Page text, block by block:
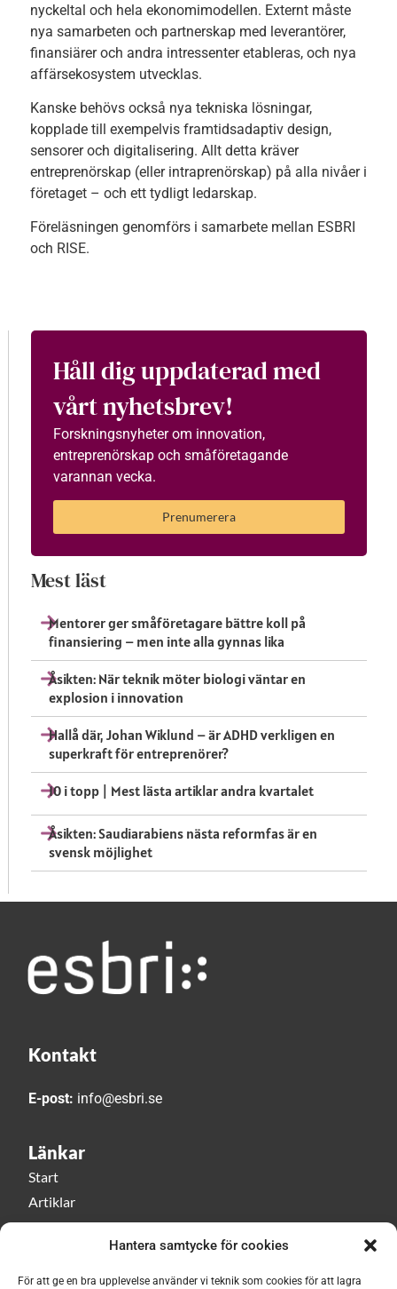
Hantera samtycke för cookies
För att ge en bra upplevelse använder vi teknik som cookies för att lagra
nyckeltal och hela ekonomimodellen. Externt måste
nya samarbeten och partnerskap med leverantörer,
finansiärer och andra intressenter etableras, och nya
affärsekosystem utvecklas.
Kanske behövs också nya tekniska lösningar,
kopplade till exempelvis framtidsadaptiv design,
sensorer och digitalisering. Allt detta kräver
entreprenörskap (eller intraprenörskap) på alla nivåer i
företaget – och ett tydligt ledarskap.
Föreläsningen genomförs i samarbete mellan ESBRI
och RISE.
Håll dig uppdaterad med
vårt nyhetsbrev!
Forskningsnyheter om innovation,
entreprenörskap och småföretagande
varannan vecka.
Prenumerera
Mest läst
Mentorer ger småföretagare bättre koll på
finansiering – men inte alla gynnas lika
Åsikten: När teknik möter biologi väntar en
explosion i innovation
Hallå där, Johan Wiklund – är ADHD verkligen en
superkraft för entreprenörer?
10 i topp | Mest lästa artiklar andra kvartalet
Åsikten: Saudiarabiens nästa reformfas är en
svensk möjlighet
Kontakt
E-post: info@esbri.se
Länkar
Start
Artiklar
Esbri play
Om Esbri